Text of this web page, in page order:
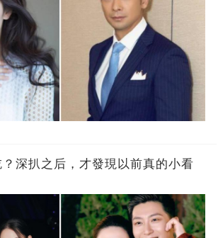
深扒之后，才發現以前真的小看